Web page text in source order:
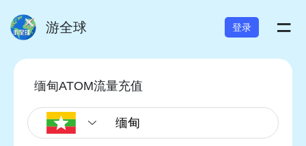
游全球 登录 =
缅甸ATOM流量充值